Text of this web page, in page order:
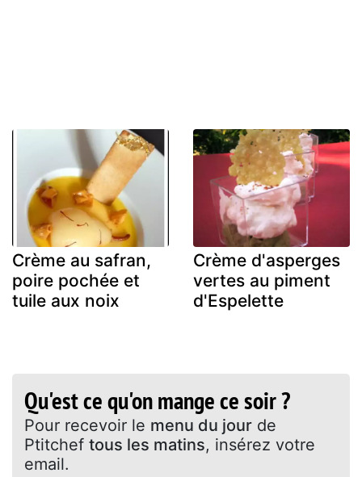
Crème au safran,
poire pochée et
tuile aux noix
Crème d'asperges
vertes au piment
d'Espelette
Qu'est ce qu'on mange ce soir ?
Pour recevoir le menu du jour de
Ptitchef tous les matins, insérez votre
email.